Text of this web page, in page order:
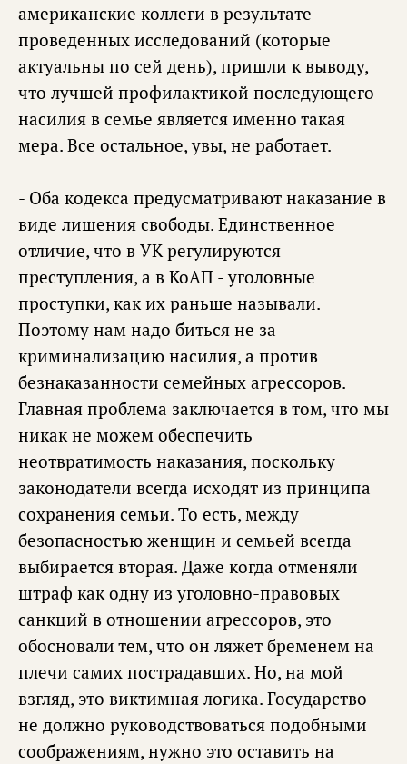
американские коллеги в результате
проведенных исследований (которые
актуальны по сей день), пришли к выводу,
что лучшей профилактикой последующего
насилия в семье является именно такая
мера. Все остальное, увы, не работает.
- Оба кодекса предусматривают наказание в
виде лишения свободы. Единственное
отличие, что в УК регулируются
преступления, а в КоАП - уголовные
проступки, как их раньше называли.
Поэтому нам надо биться не за
криминализацию насилия, а против
безнаказанности семейных агрессоров.
Главная проблема заключается в том, что мы
никак не можем обеспечить
неотвратимость наказания, поскольку
законодатели всегда исходят из принципа
сохранения семьи. То есть, между
безопасностью женщин и семьей всегда
выбирается вторая. Даже когда отменяли
штраф как одну из уголовно-правовых
санкций в отношении агрессоров, это
обосновали тем, что он ляжет бременем на
плечи самих пострадавших. Но, на мой
взгляд, это виктимная логика. Государство
не должно руководствоваться подобными
соображениям, нужно это оставить на